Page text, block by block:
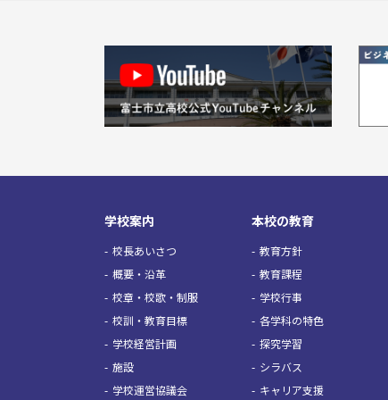
学校案内
校長あいさつ
概要・沿革
校章・校歌・制服
校訓・教育目標
学校経営計画
施設
学校運営協議会
本校の教育
教育方針
教育課程
学校行事
各学科の特色
探究学習
シラバス
キャリア支援